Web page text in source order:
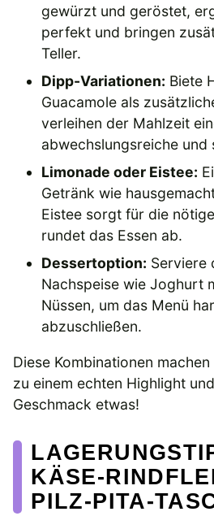
gewürzt und geröstet,
perfekt und bringen
Teller.
Dipp-Variationen: Biete
Guacamole als
verleihen der Mahlzeit
abwechslungsreiche
Limonade oder Eistee:
Getränk wie
Eistee sorgt für die
rundet das Essen ab.
Dessertoption: Serviere
Nachspeise wie Joghurt
Nüssen, um das Menü
abzuschließen.
Diese Kombinationen
zu einem echten Highlight
Geschmack etwas!
KÄSE-
PILZ-PITA-